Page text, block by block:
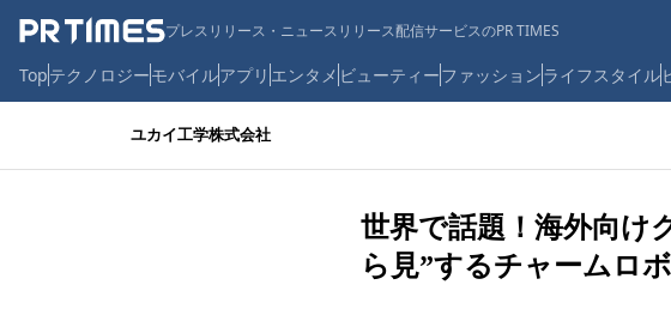
プレスリリース・ニュースリリース配信サービスのPR TIMES
Topテクノロジーモバイルアプリ エンタメ ビューティーファッションライフスタイル
ユカイ工学株式会社
世界で話題！海外向け
ら見”するチャームロ